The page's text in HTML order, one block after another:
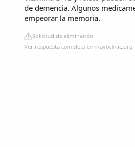
de demencia. Algunos
empeorar la memoria.
Solicitud de eliminación
Ver respuesta completa en mayoclinic.org